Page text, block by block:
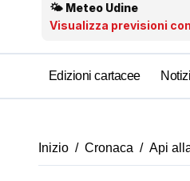
🌤 Meteo Udine
Visualizza previsioni
Edizioni cartacee
Inizio Cronaca Api